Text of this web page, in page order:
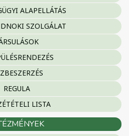
ALAPELLÁTÁS
SZOLGÁLAT
REGULA
LISTA